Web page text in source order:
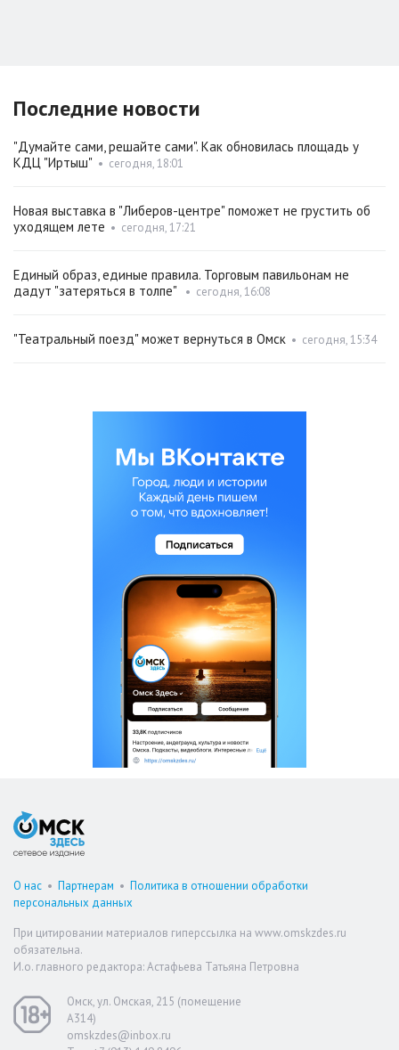
Последние новости
"Думайте сами, решайте сами". Как обновилась площадь у
КДЦ "Иртыш" • сегодня, 18:01
Новая выставка в "Либеров-центре" поможет не грустить об
уходящем лете • сегодня, 17:21
Единый образ, единые правила. Торговым павильонам не
дадут "затеряться в толпе"
• сегодня, 16:08
"Театральный поезд" может вернуться в Омск • сегодня, 15:34
О нас • Партнерам • Политика в отношении обработки
персональных данных
При цитировании материалов гиперссылка на www.omskzdes.ru
обязательна.
И.о. главного редактора: Астафьева Татьяна Петровна
Омск, ул. Омская, 215 (помещение
А314)
omskzdes@inbox.ru